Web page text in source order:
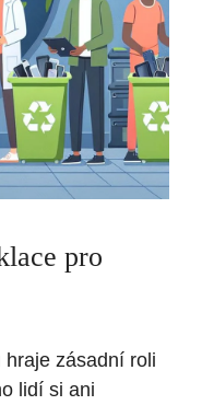
pro
zásadní roli
lidí si ani